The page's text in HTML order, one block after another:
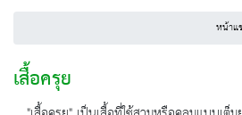
หน้าแ
เสื้อครุย